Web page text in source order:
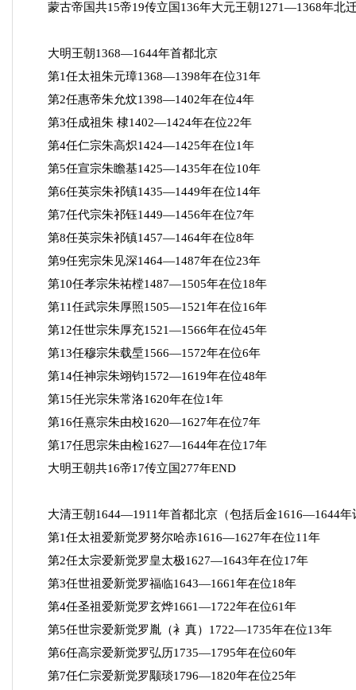
蒙古帝国共15帝19传立国136年大元王朝1271—1368年北
大明王朝1368—1644年首都北京
第1任太祖朱元璋1368—1398年在位31年
第2任惠帝朱允炆1398—1402年在位4年
第3任成祖朱 棣1402—1424年在位22年
第4任仁宗朱高炽1424—1425年在位1年
第5任宣宗朱瞻基1425—1435年在位10年
第6任英宗朱祁镇1435—1449年在位14年
第7任代宗朱祁钰1449—1456年在位7年
第8任英宗朱祁镇1457—1464年在位8年
第9任宪宗朱见深1464—1487年在位23年
第10任孝宗朱祐樘1487—1505年在位18年
第11任武宗朱厚照1505—1521年在位16年
第12任世宗朱厚充1521—1566年在位45年
第13任穆宗朱载垕1566—1572年在位6年
第14任神宗朱翊钧1572—1619年在位48年
第15任光宗朱常洛1620年在位1年
第16任熹宗朱由校1620—1627年在位7年
第17任思宗朱由检1627—1644年在位17年
大明王朝共16帝17传立国277年END
大清王朝1644—1911年首都北京（包括后金1616—1644年
第1任太祖爱新觉罗努尔哈赤1616—1627年在位11年
第2任太宗爱新觉罗皇太极1627—1643年在位17年
第3任世祖爱新觉罗福临1643—1661年在位18年
第4任圣祖爱新觉罗玄烨1661—1722年在位61年
第5任世宗爱新觉罗胤（衤真）1722—1735年在位13年
第6任高宗爱新觉罗弘历1735—1795年在位60年
第7任仁宗爱新觉罗颙琰1796—1820年在位25年